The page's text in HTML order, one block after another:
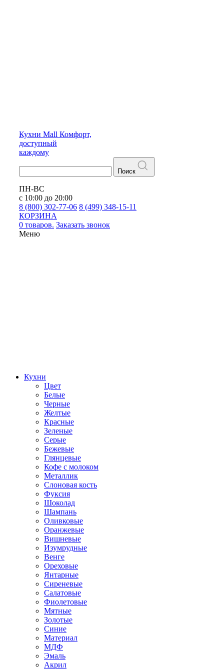
Кухни Mall Комфорт,
доступный
каждому
Поиск
ПН-ВС
с 10:00 до 20:00
8 (800) 302-77-06 8 (499) 348-15-11
КОРЗИНА
0 товаров. Заказать звонок
Меню
Кухни
Цвет
Белые
Черные
Желтые
Красные
Зеленые
Серые
Бежевые
Глянцевые
Кофе с молоком
Металлик
Слоновая кость
Фуксия
Шоколад
Шампань
Оливковые
Оранжевые
Вишневые
Изумрудные
Венге
Ореховые
Янтарные
Сиреневые
Салатовые
Фиолетовые
Мятные
Золотые
Синие
Материал
МДФ
Эмаль
Акрил